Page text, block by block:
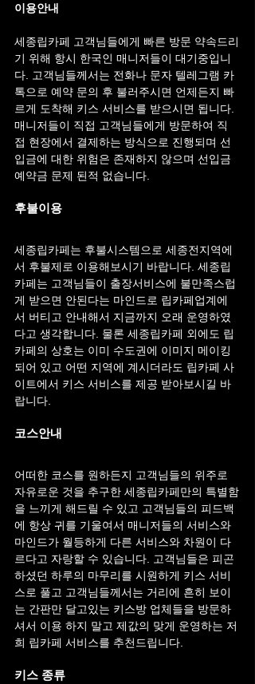
이용안내
세종립카페 고객님들에게 빠른 방문 약속드리
기 위해 항시 한국인 매니저들이 대기중입니
다. 고객님들께서는 전화나 문자 텔레그램 카
톡으로 예약 문의 후 불러주시면 언제든지 빠
르게 도착해 키스 서비스를 받으시면 됩니다.
매니저들이 직접 고객님들에게 방문하여 직
접 현장에서 결제하는 방식으로 진행되며 선
입금에 대한 위험은 존재하지 않으며 선입금
예약금 문제 된적 없습니다.
후불이용
세종립카페는 후불시스템으로 세종전지역에
서 후불제로 이용해보시기 바랍니다. 세종립
카페는 고객님들이 출장서비스에 불만족스럽
게 받으면 안된다는 마인드로 립카페업계에
서 버티고 안내해서 지금까지 오래 운영하였
다고 생각합니다. 물론 세종립카페 외에도 립
카페의 상호는 이미 수도권에 이미지 메이킹
되어 있고 어떤 지역에 계시더라도 립카페 사
이트에서 키스 서비스를 제공 받아보시길 바
랍니다.
코스안내
어떠한 코스를 원하든지 고객님들의 위주로
자유로운 것을 추구한 세종립카페만의 특별함
을 느끼게 해드릴 수 있고 고객님들의 피드백
에 항상 귀를 기울여서 매니저들의 서비스와
마인드가 월등하게 다른 서비스와 차원이 다
르다고 자랑할 수 있습니다. 고객님들은 피곤
하셨던 하루의 마무리를 시원하게 키스 서비
스로 풀고 고객님들께서는 거리에 흔히 보이
는 간판만 달고있는 키스방 업체들을 방문하
셔서 이용 하지 말고 제값의 맞게 운영하는 저
희 립카페 서비스를 추천드립니다.
키스 종류